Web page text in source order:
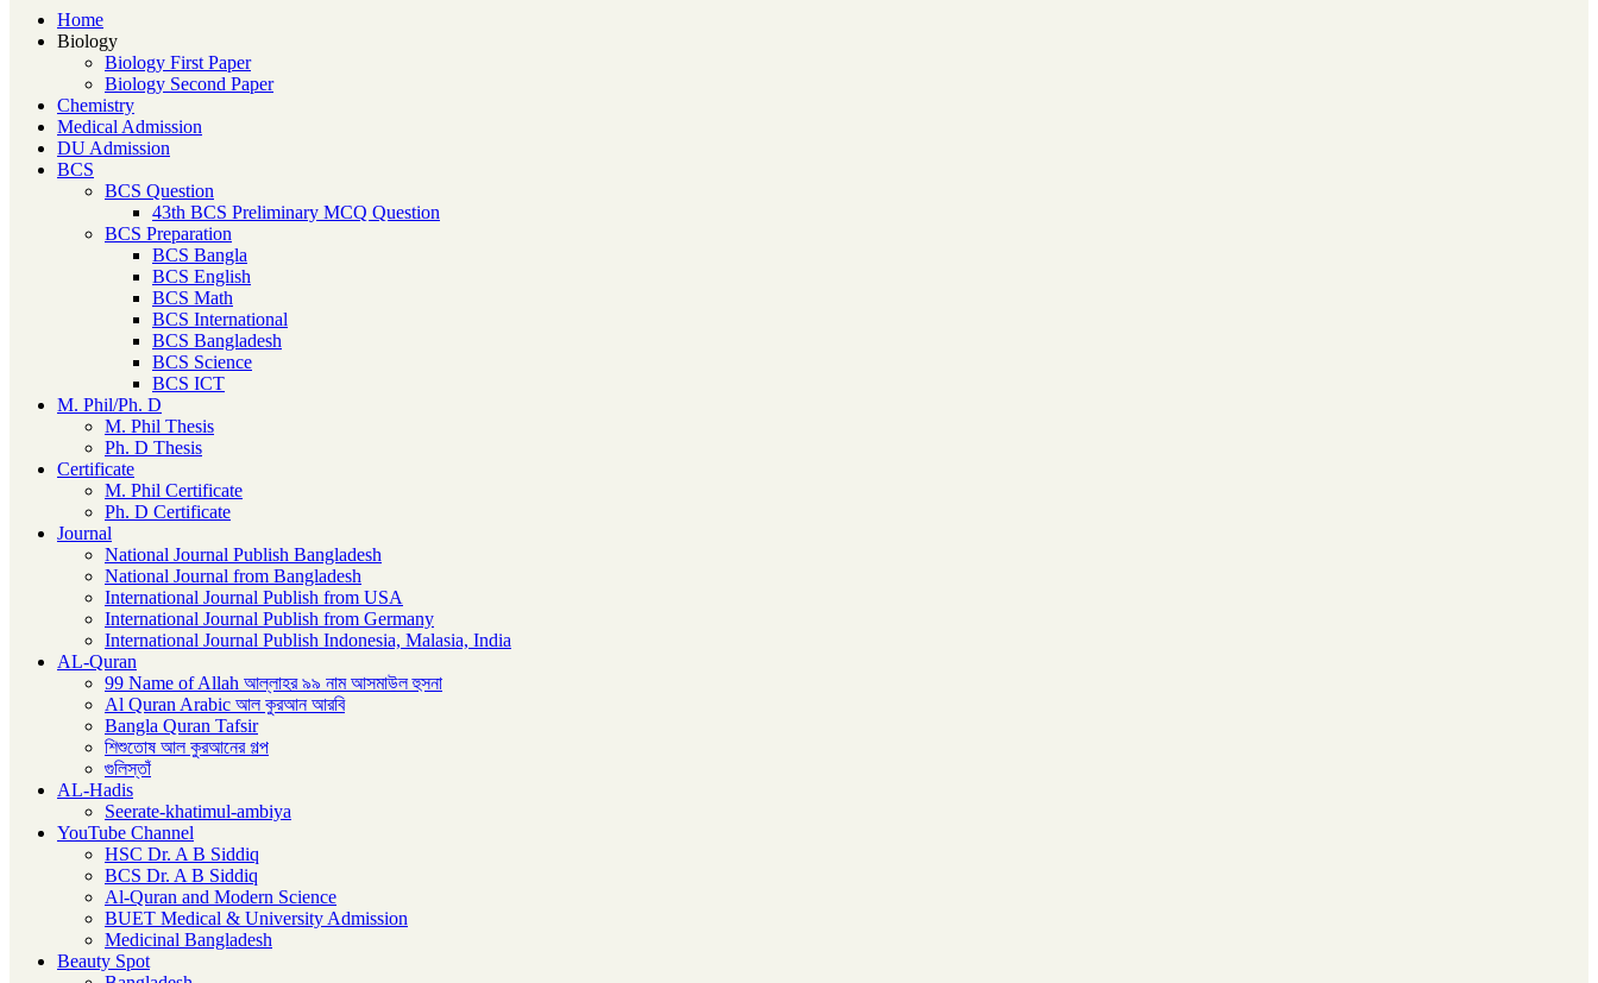
Home
Biology
Biology First Paper
Biology Second Paper
Chemistry
Medical Admission
DU Admission
BCS
BCS Question
43th BCS Preliminary MCQ Question
BCS Preparation
BCS Bangla
BCS English
BCS Math
BCS International
BCS Bangladesh
BCS Science
BCS ICT
M. Phil/Ph. D
M. Phil Thesis
Ph. D Thesis
Certificate
M. Phil Certificate
Ph. D Certificate
Journal
National Journal Publish Bangladesh
National Journal from Bangladesh
International Journal Publish from USA
International Journal Publish from Germany
International Journal Publish Indonesia, Malasia, India
AL-Quran
99 Name of Allah আল্লাহর ৯৯ নাম আসমাউল হুসনা
Al Quran Arabic আল কুরআন আরবি
Bangla Quran Tafsir
শিশুতোষ আল কুরআনের গল্প
গুলিস্তাঁ
AL-Hadis
Seerate-khatimul-ambiya
YouTube Channel
HSC Dr. A B Siddiq
BCS Dr. A B Siddiq
Al-Quran and Modern Science
BUET Medical & University Admission
Medicinal Bangladesh
Beauty Spot